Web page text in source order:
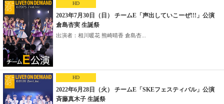
HD
2023年7月30日（日） チームE「声出していこーぜ!!!」公演
倉島杏実 生誕祭
出演者：相川暖花 熊崎晴香 倉島杏...
HD
2022年6月28日（火） チームE「SKEフェスティバル」公演
斉藤真木子 生誕祭